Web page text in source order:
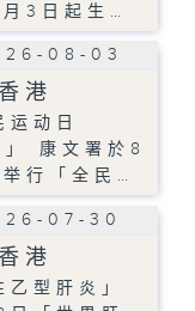
3日起生…
08-03
港
运动日
康文署於8
行「全民…
07-30
港
乙型肝炎」